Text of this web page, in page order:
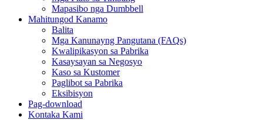
Mapasibo nga Dumbbell
Mahitungod Kanamo
Balita
Mga Kanunayng Pangutana (FAQs)
Kwalipikasyon sa Pabrika
Kasaysayan sa Negosyo
Kaso sa Kustomer
Paglibot sa Pabrika
Eksibisyon
Pag-download
Kontaka Kami